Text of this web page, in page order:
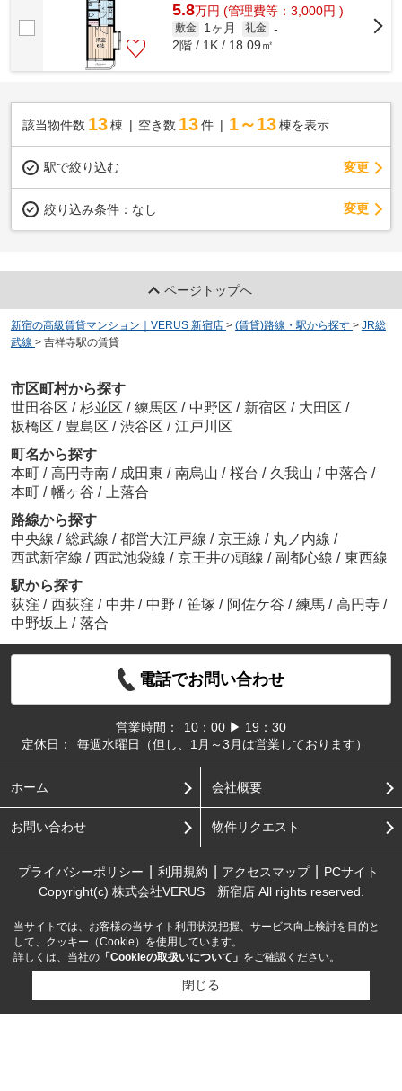
5.8万円 (管理費等：3,000円 )
敷金 1ヶ月 礼金 -
2階 / 1K / 18.09㎡
該当物件数 13棟 空き数 13 件 1～13 棟を表示
駅で絞り込む 変更
絞り込み条件： なし 変更
ページトップへ
新宿の高級賃貸マンション｜VERUS 新宿店 > (賃貸)路線・駅から探す > JR総
武線 > 吉祥寺駅の賃貸
市区町村から探す
世田谷区 / 杉並区 / 練馬区 / 中野区 / 新宿区 / 大田区 /
板橋区 / 豊島区 / 渋谷区 / 江戸川区
町名から探す
本町 / 高円寺南 / 成田東 / 南烏山 / 桜台 / 久我山 / 中落合 /
本町 / 幡ヶ谷 /
上落合
路線から探す
中央線 / 総武線 / 都営大江戸線 / 京王線 / 丸ノ内線 /
西武新宿線 / 西武池袋線 / 京王井の頭線 / 副都心線 / 東西線
駅から探す
荻窪 / 西荻窪 / 中井 / 中野 / 笹塚 / 阿佐ケ谷 / 練馬 / 高円寺 /
中野坂上 / 落合
電話でお問い合わせ
営業時間：
10：00 ▶ 19：30
定休日：
毎週水曜日（但し、1月～3月は営業しております）
ホーム 会社概要
お問い合わせ 物件リクエスト
プライバシーポリシー 利用規約 アクセスマップ
PCサイト
Copyright(c) 株式会社VERUS 新宿店 All rights reserved.
当サイトでは、お客様の当サイト利用状況把握、サービス向上検討を目的と
して、クッキー（Cookie）を使用しています。
詳しくは、当社の 「Cookieの取扱いについて」 をご確認ください。
閉じる